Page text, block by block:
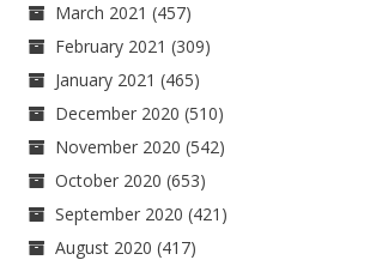
March 2021 (457)
February 2021 (309)
January 2021 (465)
December 2020 (510)
November 2020 (542)
October 2020 (653)
September 2020 (421)
August 2020 (417)